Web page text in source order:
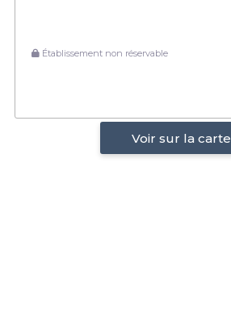
Établissement non réservable
Voir sur la carte